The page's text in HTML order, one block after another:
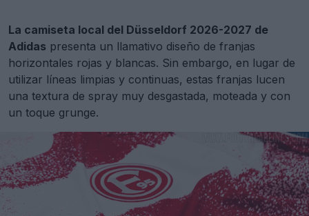
La camiseta local del Düsseldorf 2026-2027 de
Adidas presenta un llamativo diseño de franjas
horizontales rojas y blancas. Sin embargo, en lugar de
utilizar líneas limpias y continuas, estas franjas lucen
una textura de spray muy desgastada, moteada y con
un toque grunge.